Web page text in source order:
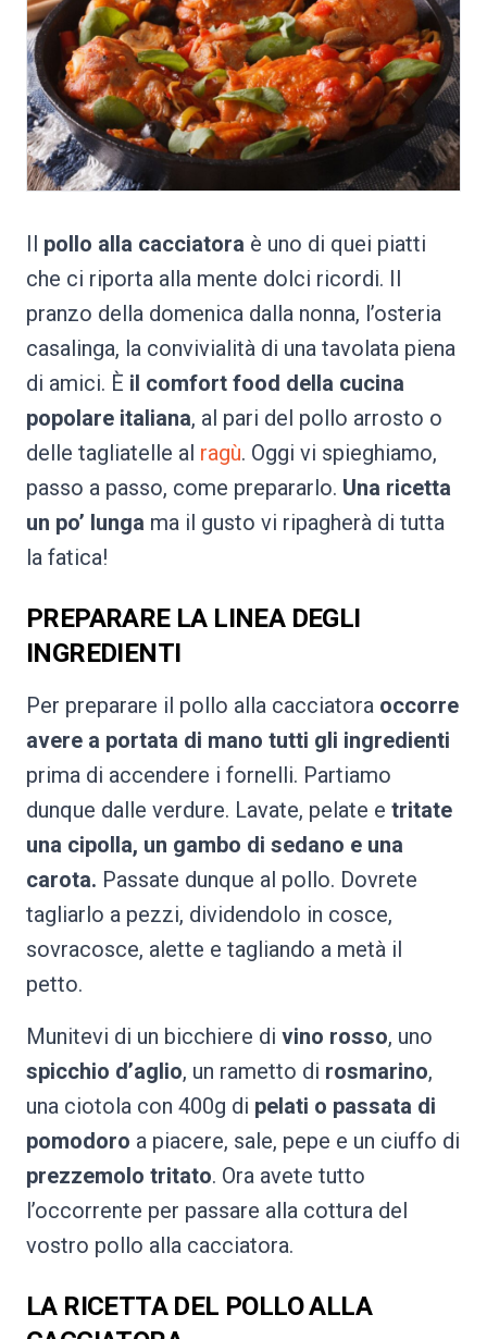
Il pollo alla cacciatora è uno di quei piatti
che ci riporta alla mente dolci ricordi. Il
pranzo della domenica dalla nonna, l’osteria
casalinga, la convivialità di una tavolata piena
di amici. È il comfort food della cucina
popolare italiana, al pari del pollo arrosto o
delle tagliatelle al ragù. Oggi vi spieghiamo,
passo a passo, come prepararlo. Una ricetta
un po’ lunga ma il gusto vi ripagherà di tutta
la fatica!
PREPARARE LA LINEA DEGLI
INGREDIENTI
Per preparare il pollo alla cacciatora occorre
avere a portata di mano tutti gli ingredienti
prima di accendere i fornelli. Partiamo
dunque dalle verdure. Lavate, pelate e tritate
una cipolla, un gambo di sedano e una
carota. Passate dunque al pollo. Dovrete
tagliarlo a pezzi, dividendolo in cosce,
sovracosce, alette e tagliando a metà il
petto.
Munitevi di un bicchiere di vino rosso, uno
spicchio d’aglio, un rametto di rosmarino,
una ciotola con 400g di pelati o passata di
pomodoro a piacere, sale, pepe e un ciuffo di
prezzemolo tritato. Ora avete tutto
l’occorrente per passare alla cottura del
vostro pollo alla cacciatora.
LA RICETTA DEL POLLO ALLA